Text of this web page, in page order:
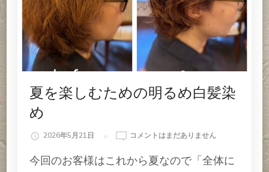
夏を楽しむための明るめ白髪染
め
2026年5月21日
夏
楽
コメントはまだありません
今回のお客様はこれから夏なので「全体に